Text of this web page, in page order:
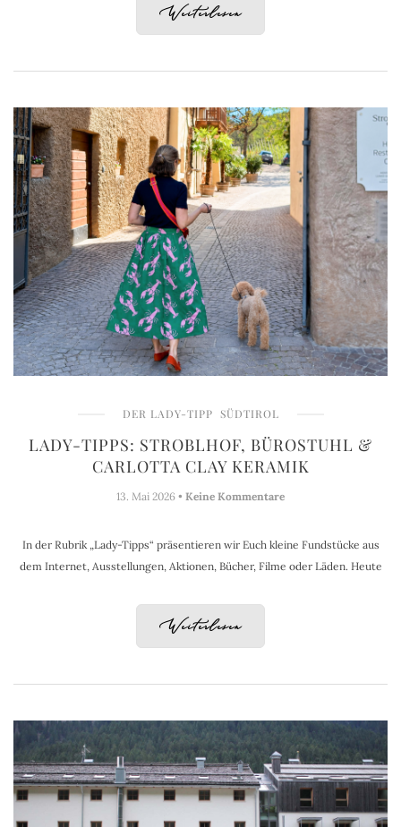
Weiterlesen
DER LADY-TIPP SÜDTIROL
LADY-TIPPS: STROBLHOF, BÜROSTUHL &
CARLOTTA CLAY KERAMIK
13. Mai 2026 • Keine Kommentare
In der Rubrik „Lady-Tipps“ präsentieren wir Euch kleine Fundstücke aus
dem Internet, Ausstellungen, Aktionen, Bücher, Filme oder Läden. Heute
Weiterlesen